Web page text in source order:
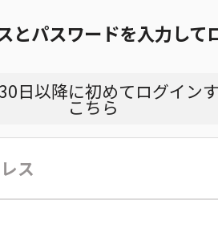
とパスワードを入力して
日以降に初めてログイン
こちら